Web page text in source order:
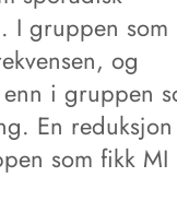
I gruppen som
og
i gruppen
En
som fikk MI